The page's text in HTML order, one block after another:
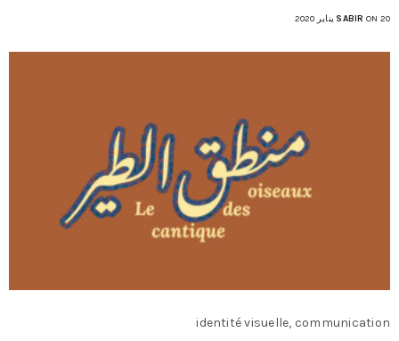
SABIR ON 20 يناير 2020
identité visuelle, communication